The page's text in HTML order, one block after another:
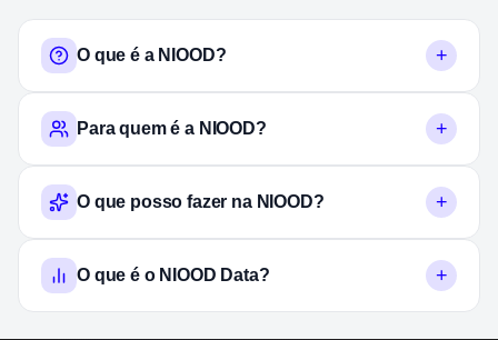
O que é a NIOOD? +
Para quem é a NIOOD? +
O que posso fazer na NIOOD? +
O que é o NIOOD Data? +